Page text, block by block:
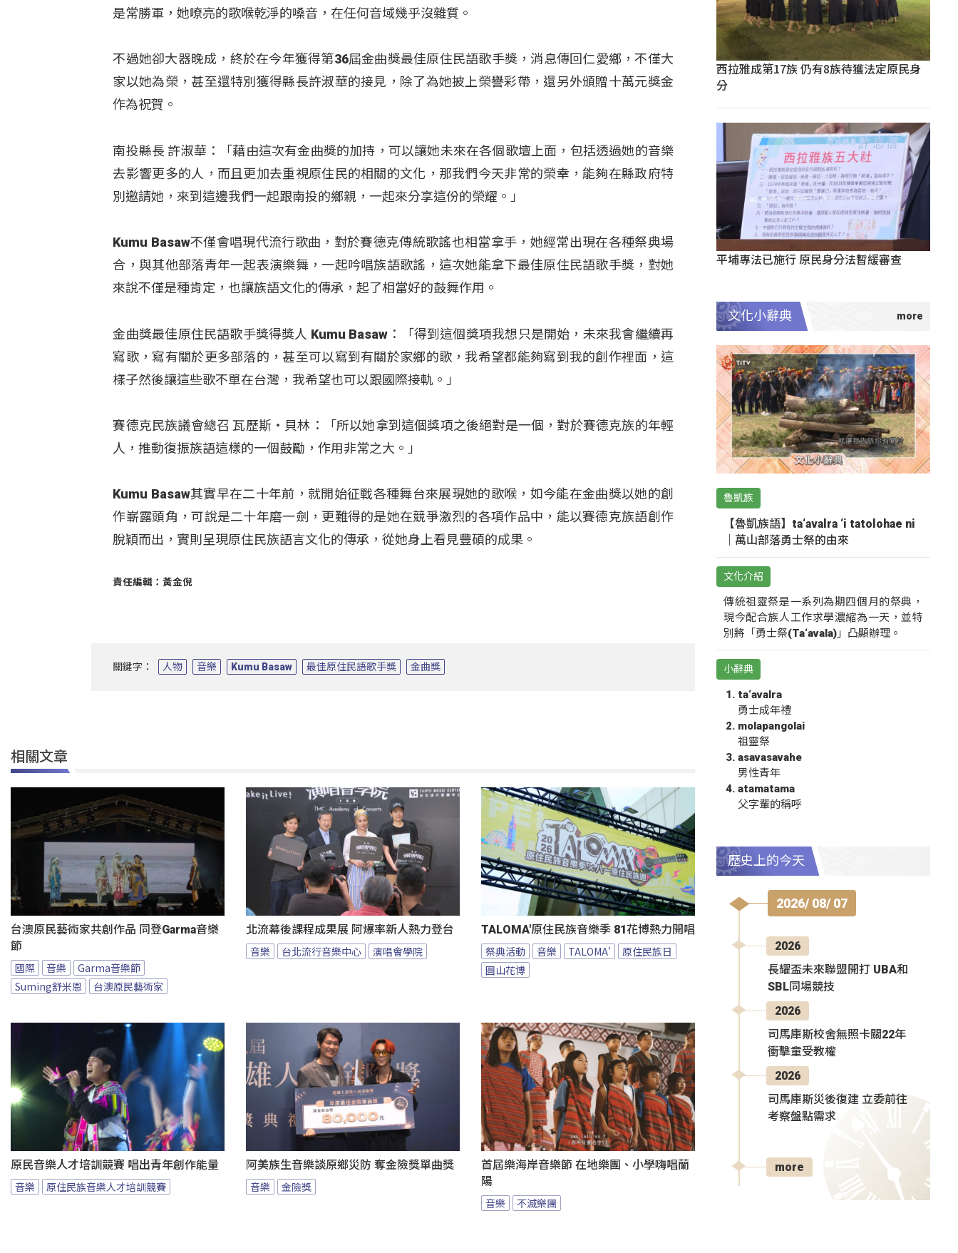
是常勝軍，她嘹亮的歌喉乾淨的嗓音，在任何音域幾乎沒雜質。
不過她卻大器晚成，終於在今年獲得第36屆金曲獎最佳原住民語歌手獎，消息傳回仁愛鄉，不僅大
家以她為榮，甚至還特別獲得縣長許淑華的接見，除了為她披上榮譽彩帶，還另外頒贈十萬元獎金
作為祝賀。
南投縣長 許淑華：「藉由這次有金曲獎的加持，可以讓她未來在各個歌壇上面，包括透過她的音樂
去影響更多的人，而且更加去重視原住民的相關的文化，那我們今天非常的榮幸，能夠在縣政府特
別邀請她，來到這邊我們一起跟南投的鄉親，一起來分享這份的榮耀。」
Kumu Basaw不僅會唱現代流行歌曲，對於賽德克傳統歌謠也相當拿手，她經常出現在各種祭典場
合，與其他部落青年一起表演樂舞，一起吟唱族語歌謠，這次她能拿下最佳原住民語歌手獎，對她
來說不僅是種肯定，也讓族語文化的傳承，起了相當好的鼓舞作用。
金曲獎最佳原住民語歌手獎得獎人 Kumu Basaw：「得到這個獎項我想只是開始，未來我會繼續再
寫歌，寫有關於更多部落的，甚至可以寫到有關於家鄉的歌，我希望都能夠寫到我的創作裡面，這
樣子然後讓這些歌不單在台灣，我希望也可以跟國際接軌。」
賽德克民族議會總召 瓦歷斯‧貝林：「所以她拿到這個獎項之後絕對是一個，對於賽德克族的年輕
人，推動復振族語這樣的一個鼓勵，作用非常之大。」
Kumu Basaw其實早在二十年前，就開始征戰各種舞台來展現她的歌喉，如今能在金曲獎以她的創
作嶄露頭角，可說是二十年磨一劍，更難得的是她在競爭激烈的各項作品中，能以賽德克族語創作
脫穎而出，實則呈現原住民族語言文化的傳承，從她身上看見豐碩的成果。
責任編輯：黃金倪
關鍵字： 人物 音樂 Kumu Basaw 最佳原住民語歌手獎 金曲獎
相關文章
台澳原民藝術家共創作品 同登Garma音樂
節
國際 音樂
Garma音樂節
Suming舒米恩
台澳原民藝術家
北流幕後課程成果展 阿爆率新人熱力登台
音樂 台北流行音樂中心 演唱會學院
TALOMA'原住民族音樂季 81花博熱力開唱
祭典活動 音樂 TALOMA'
原住民族日
圓山花博
原民音樂人才培訓競賽 唱出青年創作能量
音樂 原住民族音樂人才培訓競賽
阿美族生音樂談原鄉災防 奪金險獎單曲獎
音樂 金險獎
首屆樂海岸音樂節 在地樂團、小學嗨唱蘭
陽
音樂 不滅樂團
西拉雅成第17族 仍有8族待獲法定原民身
分
平埔專法已施行 原民身分法暫緩審查
文化小辭典
魯凱族
【魯凱族語】ta‘avalra ‘i tatolohae ni
｜萬山部落勇士祭的由來
文化介紹
傳統祖靈祭是一系列為期四個月的祭典，
現今配合族人工作求學濃縮為一天，並特
別將「勇士祭(Ta‘avala)」凸顯辦理。
小辭典
ta‘avalra
勇士成年禮
molapangolai
祖靈祭
asavasavahe
男性青年
atamatama
父字輩的稱呼
歷史上的今天
2026/ 08/ 07
2026
長耀盃未來聯盟開打 UBA和
SBL同場競技
2026
司馬庫斯校舍無照卡關22年
衝擊童受教權
2026
司馬庫斯災後復建 立委前往
考察盤點需求
more